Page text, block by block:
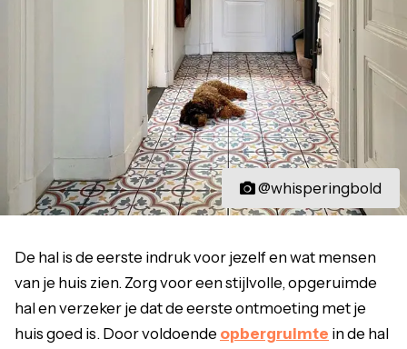
@whisperingbold
De hal is de eerste indruk voor jezelf en wat mensen
van je huis zien. Zorg voor een stijlvolle, opgeruimde
hal en verzeker je dat de eerste ontmoeting met je
huis goed is. Door voldoende opbergruimte in de hal